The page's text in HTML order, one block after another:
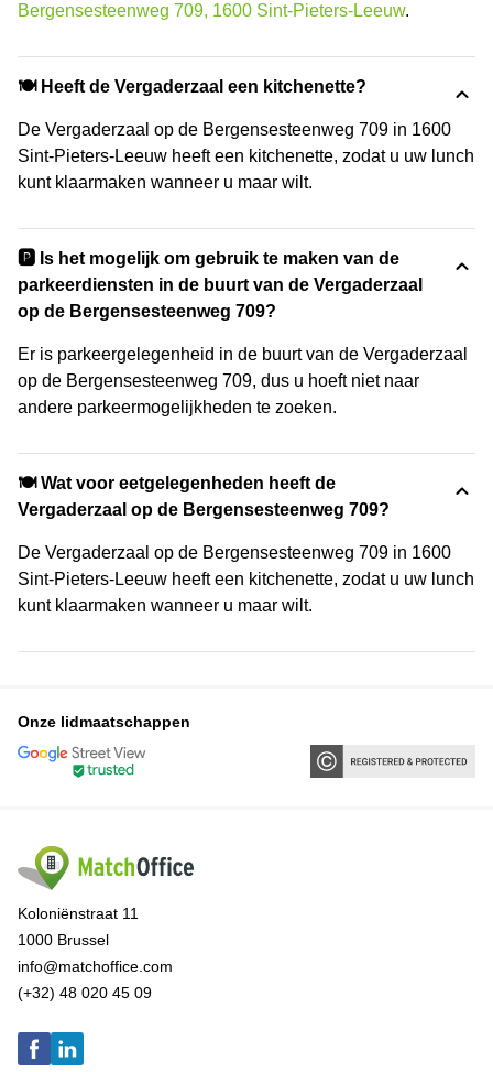
Bergensesteenweg 709, 1600 Sint-Pieters-Leeuw.
🍽️ Heeft de Vergaderzaal een kitchenette?
De Vergaderzaal op de Bergensesteenweg 709 in 1600
Sint-Pieters-Leeuw heeft een kitchenette, zodat u uw lunch
kunt klaarmaken wanneer u maar wilt.
🅿️ Is het mogelijk om gebruik te maken van de
parkeerdiensten in de buurt van de Vergaderzaal
op de Bergensesteenweg 709?
Er is parkeergelegenheid in de buurt van de Vergaderzaal
op de Bergensesteenweg 709, dus u hoeft niet naar
andere parkeermogelijkheden te zoeken.
🍽️ Wat voor eetgelegenheden heeft de
Vergaderzaal op de Bergensesteenweg 709?
De Vergaderzaal op de Bergensesteenweg 709 in 1600
Sint-Pieters-Leeuw heeft een kitchenette, zodat u uw lunch
kunt klaarmaken wanneer u maar wilt.
Onze lidmaatschappen
Koloniënstraat 11
1000 Brussel
info@matchoffice.com
(+32) 48 020 45 09